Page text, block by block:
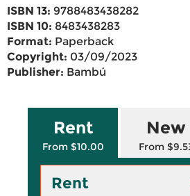
ISBN 13: 9788483438282
ISBN 10: 8483438283
Format: Paperback
Copyright: 03/09/2023
Publisher: Bambú
Rent
From $10.00
New
From
Rent